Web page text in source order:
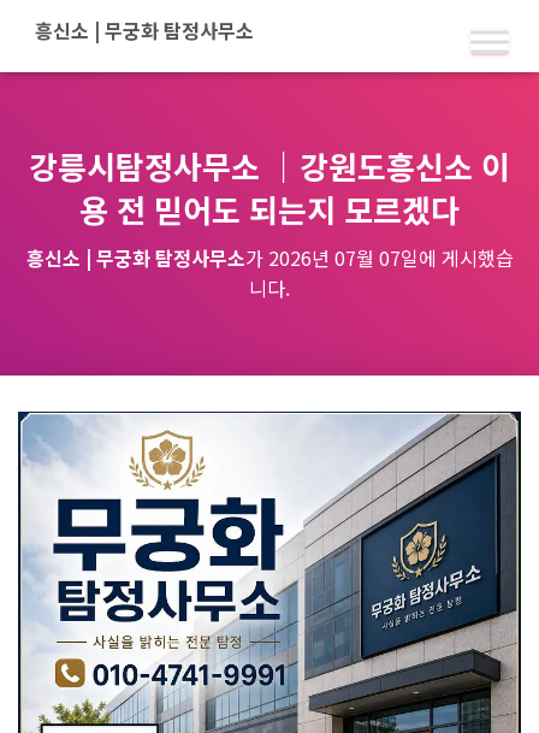
강릉시탐정사무소 ｜강원도흥신소 이
용 전 믿어도 되는지 모르겠다
흥신소 | 무궁화 탐정사무소가 2026년 07월 07일에 게시했습
니다.